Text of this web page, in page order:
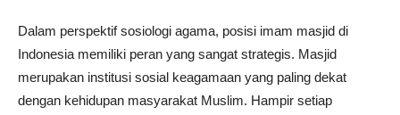
Dalam perspektif sosiologi agama, posisi imam masjid di
Indonesia memiliki peran yang sangat strategis. Masjid
merupakan institusi sosial keagamaan yang paling dekat
dengan kehidupan masyarakat Muslim. Hampir setiap